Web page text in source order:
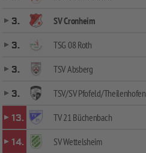
3.
SV Cronheim
3.
TSG 08 Roth
3.
TSV Absberg
3.
TSV/SV Pfofeld/Theilenhofen
13.
TV 21 Büchenbach
14.
SV Wettelsheim